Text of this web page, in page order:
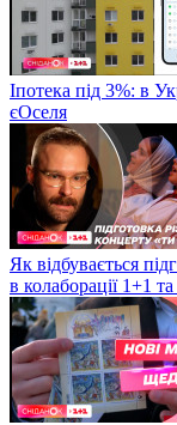
Іпотека під 3%: в
єОселя
Як відбувається
в колаборації 1+1